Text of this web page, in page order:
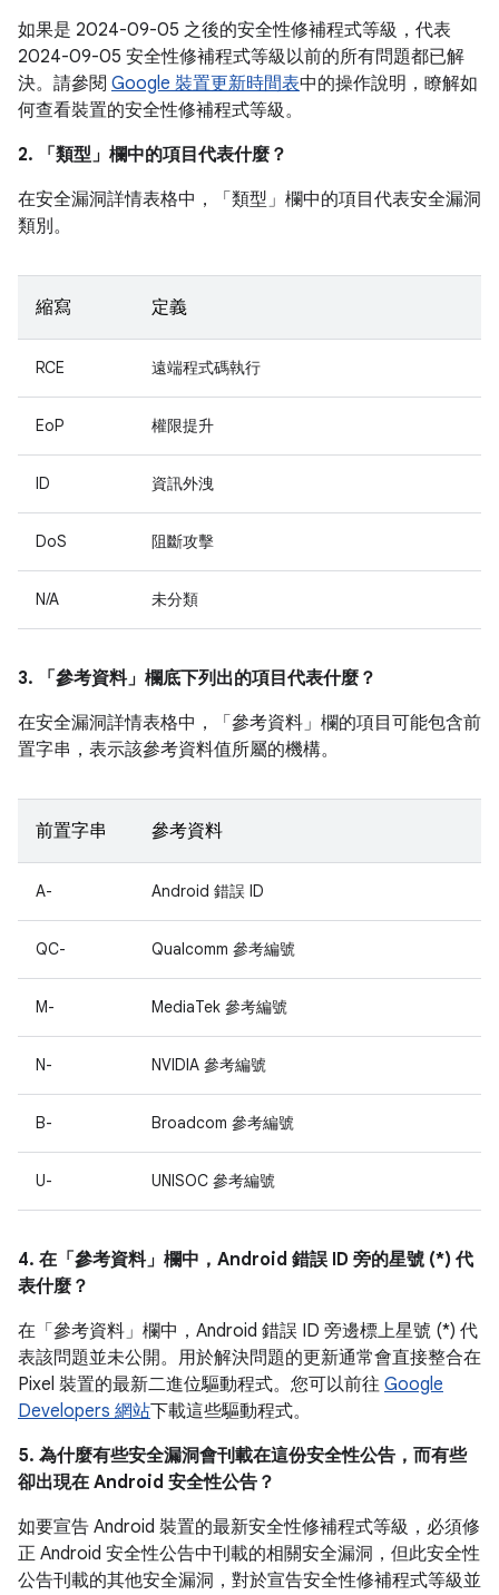
如果是 2024-09-05 之後的安全性修補程式等級，代表
2024-09-05 安全性修補程式等級以前的所有問題都已解
決。請參閱 Google 裝置更新時間表中的操作說明，瞭解如
何查看裝置的安全性修補程式等級。
2. 「類型」 欄中的項目代表什麼？
在安全漏洞詳情表格中，「類型」 欄中的項目代表安全漏洞
類別。
縮寫 定義
RCE 遠端程式碼執行
EoP 權限提升
ID 資訊外洩
DoS 阻斷攻擊
N/A 未分類
3. 「參考資料」 欄底下列出的項目代表什麼？
在安全漏洞詳情表格中，「參考資料」 欄的項目可能包含前
置字串，表示該參考資料值所屬的機構。
前置字串 參考資料
A- Android 錯誤 ID
QC- Qualcomm 參考編號
M- MediaTek 參考編號
N- NVIDIA 參考編號
B- Broadcom 參考編號
U- UNISOC 參考編號
4. 在「參考資料」 欄中，Android 錯誤 ID 旁的星號 (*) 代
表什麼？
在「參考資料」 欄中，Android 錯誤 ID 旁邊標上星號 (*) 代
表該問題並未公開。用於解決問題的更新通常會直接整合在
Pixel 裝置的最新二進位驅動程式。您可以前往 Google
Developers 網站下載這些驅動程式。
5. 為什麼有些安全漏洞會刊載在這份安全性公告，而有些
卻出現在 Android 安全性公告？
如要宣告 Android 裝置的最新安全性修補程式等級，必須修
正 Android 安全性公告中刊載的相關安全漏洞，但此安全性
公告刊載的其他安全漏洞，對於宣告安全性修補程式等級並